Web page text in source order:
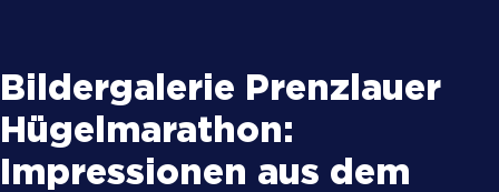
Bildergalerie Prenzlauer
Hügelmarathon:
Impressionen aus dem